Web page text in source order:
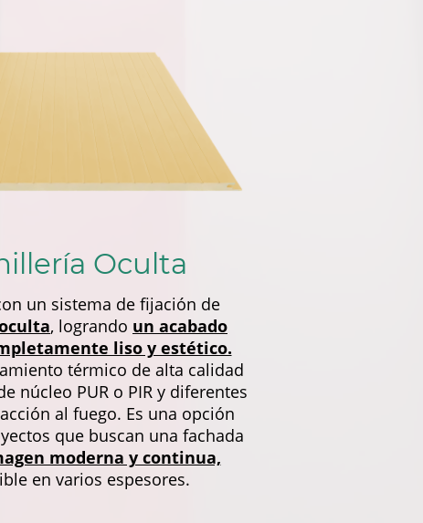
Oculta
un sistema de fijación de
, logrando un acabado
liso y estético.
térmico de alta calidad
núcleo PUR o PIR y diferentes
al fuego. Es una opción
que buscan una fachada
moderna y continua,
en varios espesores.